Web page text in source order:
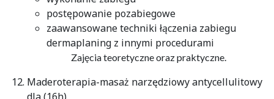
postępowanie pozabiegowe
zaawansowane techniki łączenia zabiegu
dermaplaning z innymi procedurami
Zajęcia teoretyczne oraz praktyczne.
Maderoterapia-masaż narzędziowy antycellulitowy